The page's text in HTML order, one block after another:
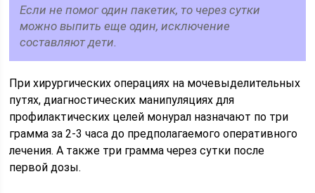
Если не помог один пакетик, то через сутки
можно выпить еще один, исключение
составляют дети.
При хирургических операциях на мочевыделительных
путях, диагностических манипуляциях для
профилактических целей монурал назначают по три
грамма за 2-3 часа до предполагаемого оперативного
лечения. А также три грамма через сутки после
первой дозы.